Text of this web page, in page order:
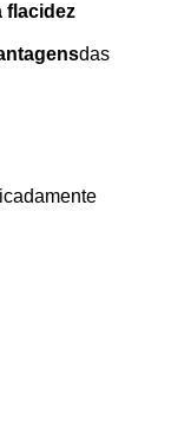
flacidez
das